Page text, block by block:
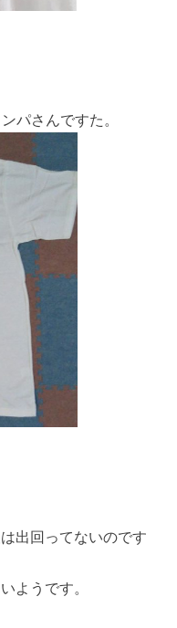
パさんですた。
出回ってないのです
ようです。